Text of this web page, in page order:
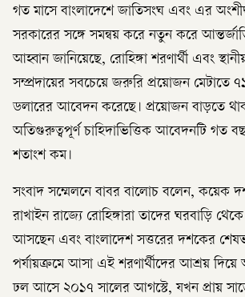
গত মাসে বাংলাদেশে জাতিসংঘ এবং এর
সরকারের সঙ্গে সমন্বয় করে নতুন করে
আহ্বান জানিয়েছে, রোহিঙ্গা শরণার্থী এবং
সম্প্রদায়ের সবচেয়ে জরুরি প্রয়োজন মেটাতে
ডলারের আবেদন করেছে। প্রয়োজন বাড়তে
অতিগুরুত্বপূর্ণ চাহিদাভিত্তিক আবেদনটি গত
শতাংশ কম।
সংবাদ সম্মেলনে বাবর বালোচ বলেন, কয়েক
রাখাইন রাজ্যে রোহিঙ্গারা তাদের ঘরবাড়ি
আসছেন এবং বাংলাদেশ সত্তরের দশকের
পর্যায়ক্রমে আসা এই শরণার্থীদের আশ্রয়
ঢল আসে ২০১৭ সালের আগস্টে, যখন প্রায়